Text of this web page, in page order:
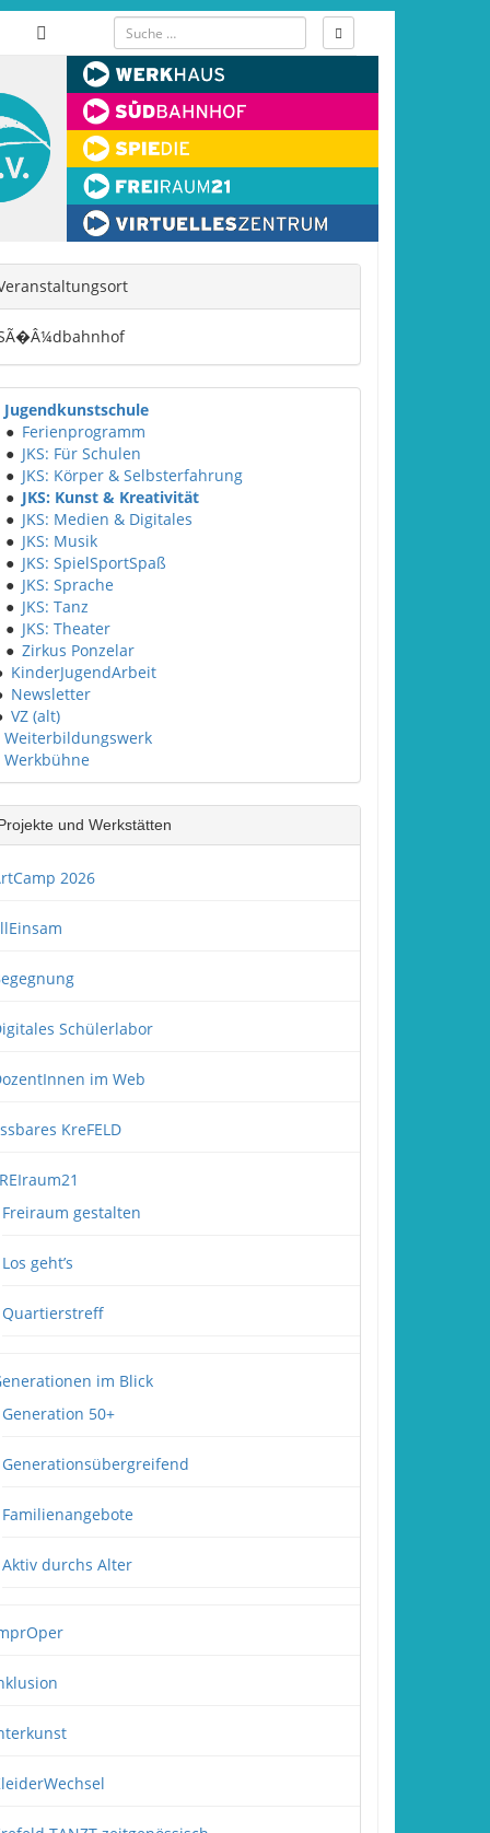
Jugendkunstschule
● Ferienprogramm
● JKS: Für Schulen
● JKS: Körper & Selbsterfahrung
● JKS: Kunst & Kreativität
● JKS: Medien & Digitales
● JKS: Musik
● JKS: SpielSportSpaß
● JKS: Sprache
● JKS: Tanz
● JKS: Theater
● Zirkus Ponzelar
KinderJugendArbeit
Newsletter
VZ (alt)
Weiterbildungswerk
Werkbühne
und Werkstätten
2026
Schülerlabor
im Web
KreFELD
Freiraum gestalten
Los geht’s
Quartierstreff
im Blick
Generation 50+
Generationsübergreifend
Familienangebote
Aktiv durchs Alter